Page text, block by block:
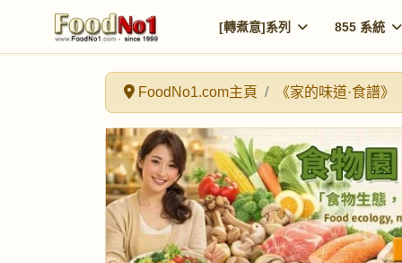
[轉煮意]系列 855 系統
FoodNo1.com主頁 《家的味道·食譜》